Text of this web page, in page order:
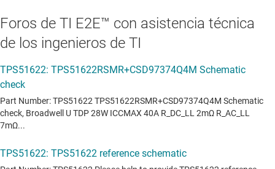
Foros de TI E2E™ con asistencia técnica
de los ingenieros de TI